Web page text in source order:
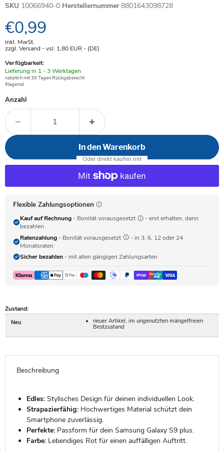
SKU 10066940-0 Herstellernummer 8801643098728
Aktueller Preis
€0,99
inkl. MwSt.
zzgl. Versand - vsl. 1,80 EUR- (DE)
Verfügbarkeit:
Verfügbar
-
Lieferung in 1 - 3 Werktagen
natürlich mit 30 Tagen Rückgaberecht
#lagernd
Anzahl
In den Warenkorb
Flexible Zahlungsoptionen
Kauf auf Rechnung - Bonität vorausgesetzt
- erst erhalten, dann
bezahlen
Ratenzahlung - Bonität vorausgesetzt
- in 3, 6, 12 oder 24
Monatsraten
Sicher bezahlen - mit allen gängigen Zahlungsarten
Zustand:
Neu
neuer Artikel, im ungenutzten mängelfreien
Bestzustand
Beschreibung
Edles:Stylisches Design für deinen individuellen Look.
Strapazierfähig:Hochwertiges Material schützt dein
Smartphone zuverlässig.
Perfekte:Passform für dein Samsung Galaxy S9 plus.
Farbe:Lebendiges Rot für einen auffälligen Auftritt.